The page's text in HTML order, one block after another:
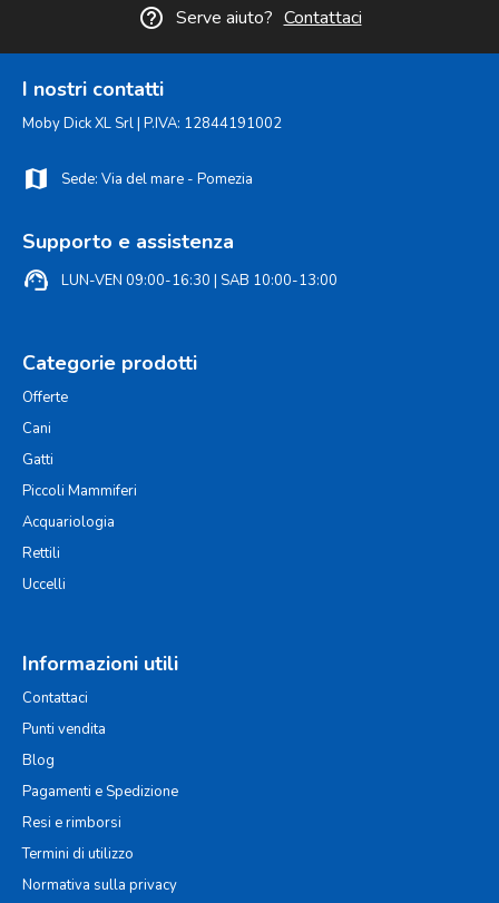
help_outline Serve aiuto? Contattaci
I nostri contatti
Moby Dick XL Srl | P.IVA: 12844191002
map Sede: Via del mare - Pomezia
Supporto e assistenza
support_agent LUN-VEN 09:00-16:30 | SAB 10:00-13:00
Categorie prodotti
Offerte
Cani
Gatti
Piccoli Mammiferi
Acquariologia
Rettili
Uccelli
Informazioni utili
Contattaci
Punti vendita
Blog
Pagamenti e Spedizione
Resi e rimborsi
Termini di utilizzo
Normativa sulla privacy